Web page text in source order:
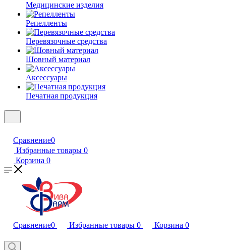
Медицинские изделия
Репелленты
Перевязочные средства
Шовный материал
Аксессуары
Печатная продукция
Сравнение0
Избранные товары 0
Корзина 0
Сравнение0 Избранные товары 0 Корзина 0